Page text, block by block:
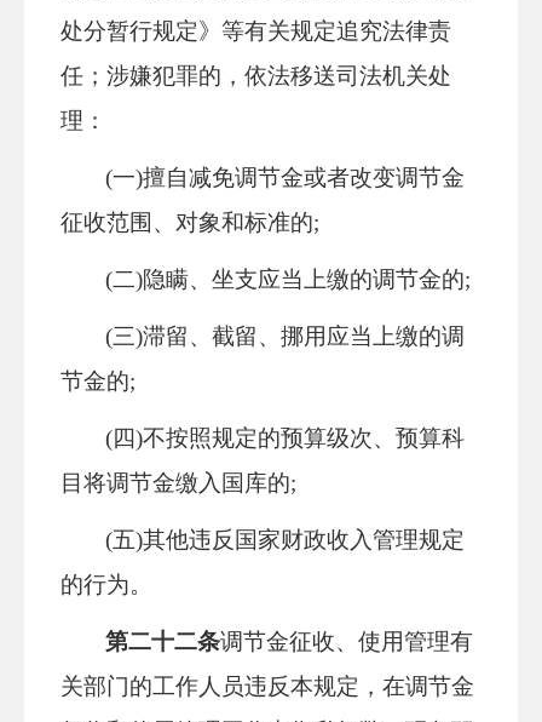
处分暂行规定》等有关规定追究法律责
任；涉嫌犯罪的，依法移送司法机关处
理：
(一)擅自减免调节金或者改变调节金
征收范围、对象和标准的;
(二)隐瞒、坐支应当上缴的调节金的;
(三)滞留、截留、挪用应当上缴的调
节金的;
(四)不按照规定的预算级次、预算科
目将调节金缴入国库的;
(五)其他违反国家财政收入管理规定
的行为。
第二十二条调节金征收、使用管理有
关部门的工作人员违反本规定，在调节金